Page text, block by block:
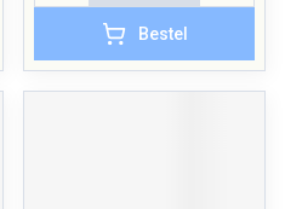
Bestel